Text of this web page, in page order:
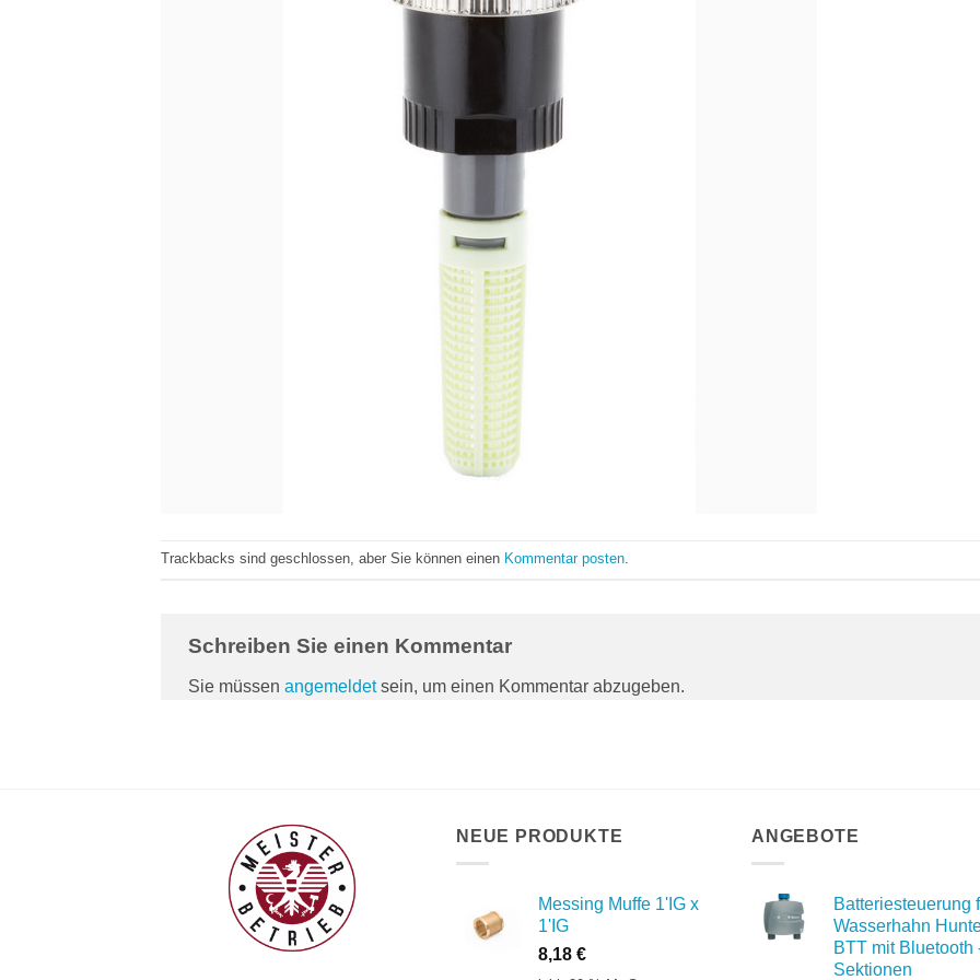
Trackbacks sind geschlossen, aber Sie können einen Kommentar posten
Schreiben Sie einen Kommentar
Sie müssen angemeldetsein, um einen Kommentar abzugeben.
NEUE PRODUKTE
Messing Muffe 1'IG x
1'IG
8,18 €
ANGEBOTE
Batteriesteuerung
Wasserhahn
BTT mit Bluetooth
Sektionen